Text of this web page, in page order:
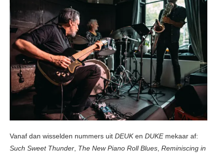
Vanaf dan wisselden nummers uit DEUKen DUKEmekaar af:
Such Sweet Thunder, The New Piano Roll Blues, Reminiscing in